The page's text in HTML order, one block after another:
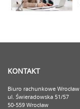
KONTAKT
Biuro rachunkowe Wrocław
ul. Świeradowska 51/57
50-559 Wrocław